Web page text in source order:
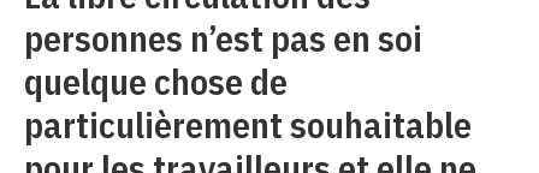
personnes n’est pas en soi
quelque chose de
particulièrement souhaitable